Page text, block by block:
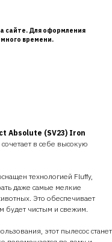
сайте. Для оформления
времени.
Absolute (SV23) Iron
в себе высокую
технологией Fluffy,
даже самые мелкие
Это обеспечивает
будет чистым и свежим.
этот пылесос станет